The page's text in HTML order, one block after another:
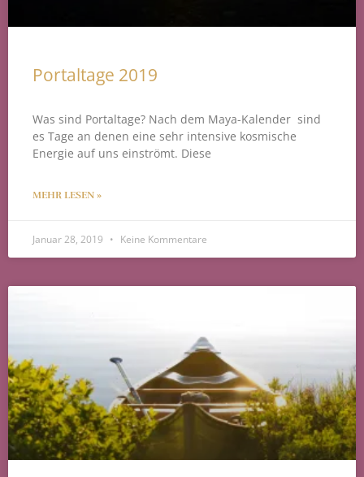
Portaltage 2019
Was sind Portaltage? Nach dem Maya-Kalender sind
es Tage an denen eine sehr intensive kosmische
Energie auf uns einströmt. Diese
MEHR LESEN »
Januar 28, 2019 Keine Kommentare